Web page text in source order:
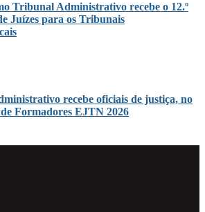
Tribunal Administrativo recebe o 12.º
Juízes para os Tribunais
recebe oficiais de justiça, no
Formadores EJTN 2026